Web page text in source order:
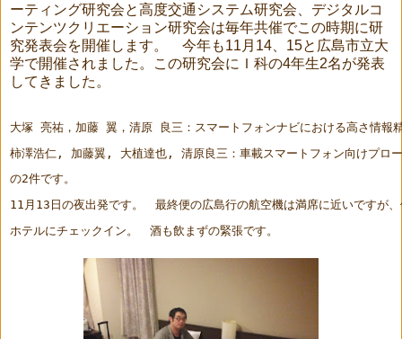
ーティング研究会と高度交通システム研究会、デジタルコ
ンテンツクリエーション研究会は毎年共催でこの時期に研
究発表会を開催します。 今年も11月14、15と広島市立大
学で開催されました。この研究会にＩ科の4年生2名が発表
してきました。
大塚 亮祐，加藤 翼，清原 良三：スマートフォンナビにおける高さ情報
柿澤浩仁, 加藤翼, 大植達也, 清原良三：車載スマートフォン向けプロ
の2件です。
11月13日の夜出発です。　最終便の広島行の航空機は満席に近いですが
ホテルにチェックイン。　酒も飲まずの緊張です。